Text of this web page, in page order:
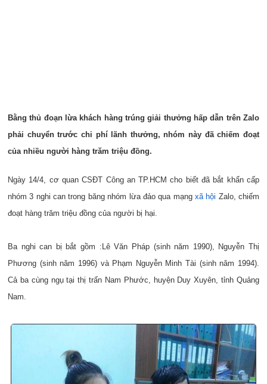
Bằng thủ đoạn lừa khách hàng trúng giải thưởng hấp dẫn trên Zalo
phải chuyển trước chi phí lãnh thưởng, nhóm này đã chiếm đoạt
của nhiều người hàng trăm triệu đồng.
Ngày 14/4, cơ quan CSĐT Công an TP.HCM cho biết đã bắt khẩn cấp
nhóm 3 nghi can trong băng nhóm lừa đảo qua mạng xã hội Zalo, chiếm
đoạt hàng trăm triệu đồng của người bị hại.
Ba nghi can bị bắt gồm :Lê Văn Pháp (sinh năm 1990), Nguyễn Thị
Phương (sinh năm 1996) và Phạm Nguyễn Minh Tài (sinh năm 1994).
Cả ba cùng ngụ tại thị trấn Nam Phước, huyện Duy Xuyên, tỉnh Quảng
Nam.